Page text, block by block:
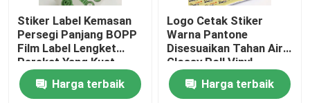
Rumah
Produk
Tentang kami
Stiker Label Kemasan
Persegi Panjang BOPP
Film Label Lengket
Perekat Yang Kuat
Harga terbaik
Logo Cetak Stiker
Warna Pantone
Disesuaikan Tahan Air
Glossy Roll Vinyl
Sticker
Harga terbaik